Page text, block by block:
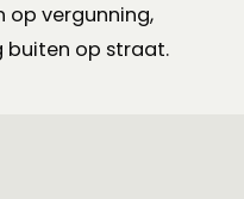
op vergunning,
buiten op straat.